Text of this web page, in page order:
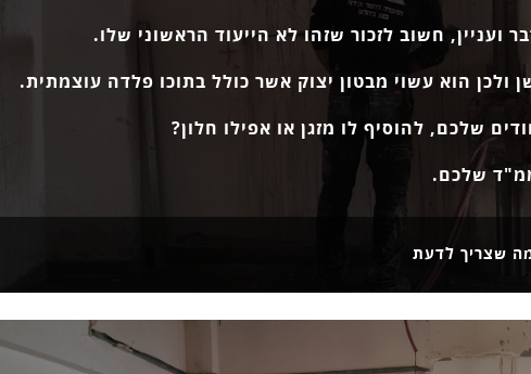
חשוב לזכור שזהו לא הייעוד הראשוני שלו.
הוא עשוי מבטון יצוק אשר כולל בתוכו פלדה עוצמתית.
שלכם, להוסיף לו מזגן או אפילו חלון?
שלכם.
מה שצריך לדעת